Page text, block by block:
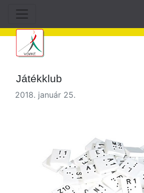
Játékklub
2018. január 25.